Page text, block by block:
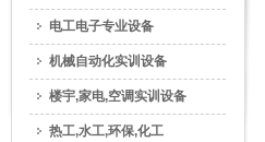
电工电子专业设备
机械自动化实训设备
楼宇,家电,空调实训设备
热工,水工,环保,化工